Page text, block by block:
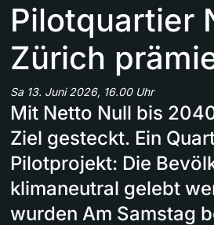
Pilotquartier
Zürich
Sa 13. Juni 2026, 16.00 Uhr
Mit Netto Null bis
Ziel gesteckt. Ein
Pilotprojekt: Die
klimaneutral gelebt
wurden Am Samstag